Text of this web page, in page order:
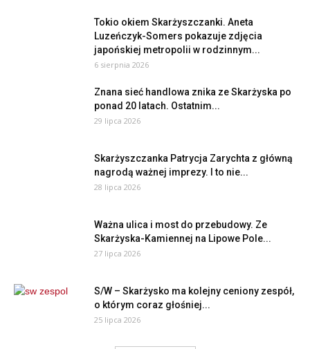
Tokio okiem Skarżyszczanki. Aneta
Luzeńczyk-Somers pokazuje zdjęcia
japońskiej metropolii w rodzinnym...
6 sierpnia 2026
Znana sieć handlowa znika ze Skarżyska po
ponad 20 latach. Ostatnim...
29 lipca 2026
Skarżyszczanka Patrycja Zarychta z główną
nagrodą ważnej imprezy. I to nie...
28 lipca 2026
Ważna ulica i most do przebudowy. Ze
Skarżyska-Kamiennej na Lipowe Pole...
27 lipca 2026
S/W – Skarżysko ma kolejny ceniony zespół,
o którym coraz głośniej...
25 lipca 2026